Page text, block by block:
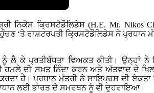
ਕ੍ਰਿਸਟੋਡੌਲਿਡੇਸ (H.E. Mr. Nikos
‘ਤੇ ਰਾਸ਼ਟਰਪਤੀ ਕ੍ਰਿਸਟੋਡੌਲਿਡੇਸ ਨੇ
ਨੂੰ ਲੈ ਕੇ ਪ੍ਰਤੀਬੱਧਤਾ ਵਿਅਕਤ ਕੀਤੀ।
ਦੀ ਸਖ਼ਤ ਨਿੰਦਾ ਕਰਨ ਅਤੇ ਅੱਤਵਾਦ ਦੇ
ਹੈ। ਪ੍ਰਧਾਨ ਮੰਤਰੀ ਨੇ ਸਾਇਪ੍ਰਸ ਦੀ
ਲਈ ਭਾਰਤ ਦੇ ਸਮਰਥਨ ਨੂੰ ਵੀ ਦੁਹਰਾਇਆ।